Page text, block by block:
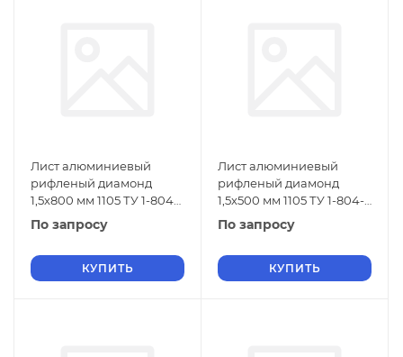
Лист алюминиевый
рифленый диамонд
1,5х800 мм 1105 ТУ 1-804-
432-2006
По запросу
КУПИТЬ
Лист алюминиевый
рифленый диамонд
1,5х500 мм 1105 ТУ 1-804-
432-2006
По запросу
КУПИТЬ